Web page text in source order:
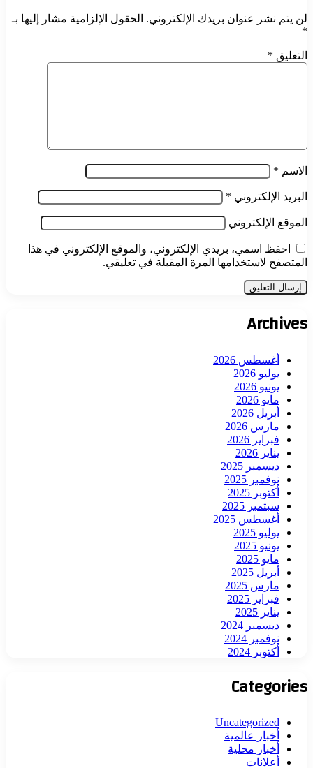
لن يتم نشر عنوان بريدك الإلكتروني. الحقول الإلزامية مشار إليها بـ
*
التعليق *
الاسم *
البريد الإلكتروني *
الموقع الإلكتروني
احفظ اسمي، بريدي الإلكتروني، والموقع الإلكتروني في هذا
المتصفح لاستخدامها المرة المقبلة في تعليقي.
Archives
أغسطس 2026
يوليو 2026
يونيو 2026
مايو 2026
أبريل 2026
مارس 2026
فبراير 2026
يناير 2026
ديسمبر 2025
نوفمبر 2025
أكتوبر 2025
سبتمبر 2025
أغسطس 2025
يوليو 2025
يونيو 2025
مايو 2025
أبريل 2025
مارس 2025
فبراير 2025
يناير 2025
ديسمبر 2024
نوفمبر 2024
أكتوبر 2024
Categories
Uncategorized
أخبار عالمية
أخبار محلية
أعلانات